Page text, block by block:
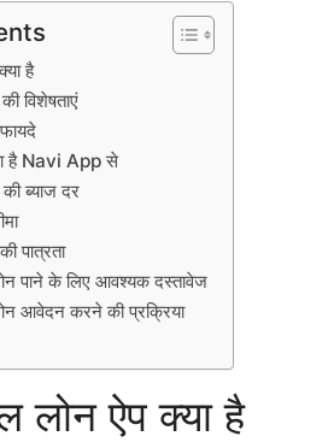
है
विशेषताएं
है Navi App से
ब्याज दर
पात्रता
पाने के लिए आवश्यक दस्तावेज
आवेदन करने की प्रक्रिया
लोन ऐप क्या है